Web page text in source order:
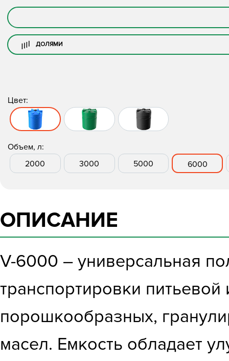
ДОЛЯМИ
Цвет:
Объем, л:
2000
3000 5000 6000
ОПИСАНИЕ
V-6000 – универсальная
транспортировки
порошкообразных,
масел. Емкость обладает